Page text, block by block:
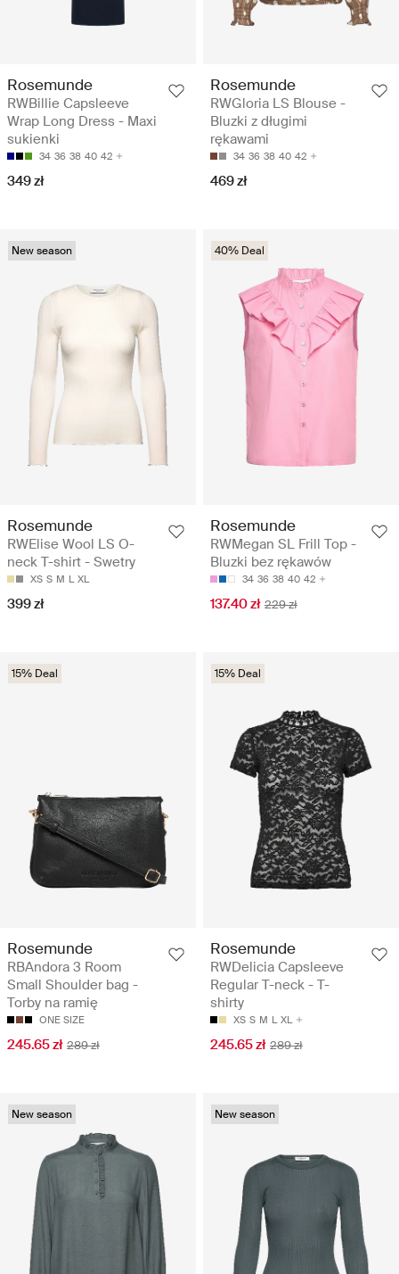
Rosemunde
RWBillie Capsleeve
Wrap Long Dress - Maxi
sukienki
34 36 38 40 42
349 zł
Rosemunde
RWGloria LS Blouse -
Bluzki z długimi
rękawami
34 36 38 40 42
469 zł
New season
Rosemunde
RWElise Wool LS O-
neck T-shirt - Swetry
XS S M L XL
399 zł
40% Deal
Rosemunde
RWMegan SL Frill Top -
Bluzki bez rękawów
34 36 38 40 42
137.40 zł 229 zł
15% Deal
Rosemunde
RBAndora 3 Room
Small Shoulder bag -
Torby na ramię
ONE SIZE
245.65 zł 289 zł
15% Deal
Rosemunde
RWDelicia Capsleeve
Regular T-neck - T-
shirty
XS S M L XL
245.65 zł 289 zł
New season New season